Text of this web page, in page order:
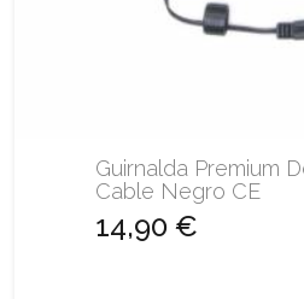
Guirnalda Premium
Cable Negro CE
14,90 €